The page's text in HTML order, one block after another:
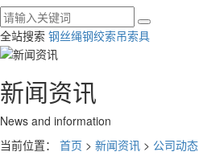
全站搜索 钢丝绳钢绞索吊索具
新闻资讯
News and information
当前位置： 首页 > 新闻资讯 > 公司动态